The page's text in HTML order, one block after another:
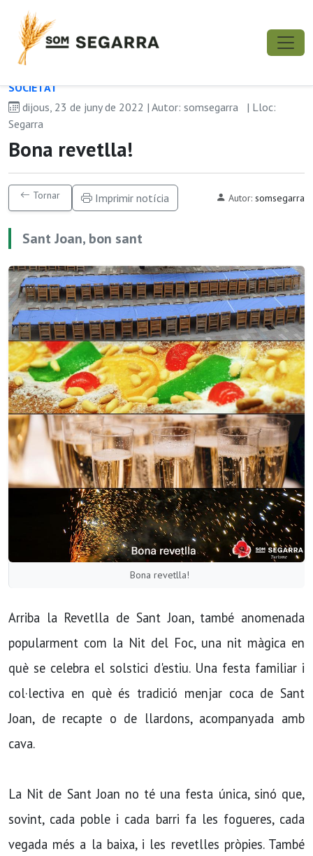
SOCIETAT
dijous, 23 de juny de 2022 | Autor: somsegarra
| Lloc:
Segarra
Bona revetlla!
Tornar Imprimir notícia Autor: somsegarra
Sant Joan, bon sant
Bona revetlla!
Arriba la Revetlla de Sant Joan, també anomenada
popularment com la Nit del Foc, una nit màgica en
què se celebra el solstici d'estiu. Una festa familiar i
col·lectiva en què és tradició menjar coca de Sant
Joan, de recapte o de llardons, acompanyada amb
cava.
La Nit de Sant Joan no té una festa única, sinó que,
sovint, cada poble i cada barri fa les fogueres, cada
vegada més a la baixa, i les revetlles pròpies. També